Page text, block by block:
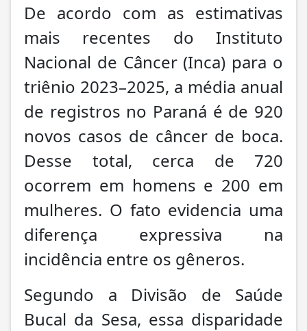
De acordo com as estimativas
mais recentes do Instituto
Nacional de Câncer (Inca) para o
triênio 2023–2025, a média anual
de registros no Paraná é de 920
novos casos de câncer de boca.
Desse total, cerca de 720
ocorrem em homens e 200 em
mulheres. O fato evidencia uma
diferença expressiva na
incidência entre os gêneros.
Segundo a Divisão de Saúde
Bucal da Sesa, essa disparidade